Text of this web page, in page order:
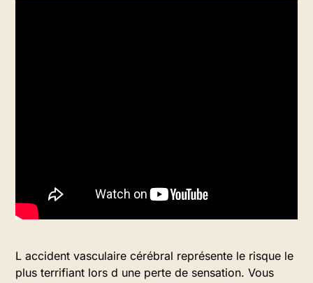
L accident vasculaire cérébral représente le risque le
plus terrifiant lors d une perte de sensation. Vous